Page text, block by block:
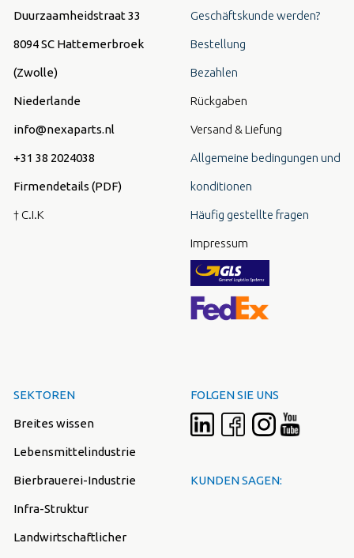
Duurzaamheidstraat 33
8094 SC Hattemerbroek
(Zwolle)
Niederlande
info@nexaparts.nl
+31 38 2024038
Firmendetails (PDF)
† C.I.K
Geschäftskunde werden?
Bestellung
Bezahlen
Rückgaben
Versand & Liefung
Allgemeine bedingungen und
konditionen
Häufig gestellte fragen
Impressum
SEKTOREN
Breites wissen
Lebensmittelindustrie
Bierbrauerei-Industrie
Infra-Struktur
Landwirtschaftlicher
FOLGEN SIE UNS
KUNDEN SAGEN: